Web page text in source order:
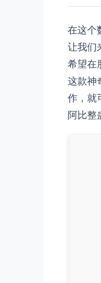
在这个
让我们
希望在
这款神
作，就
阿比整